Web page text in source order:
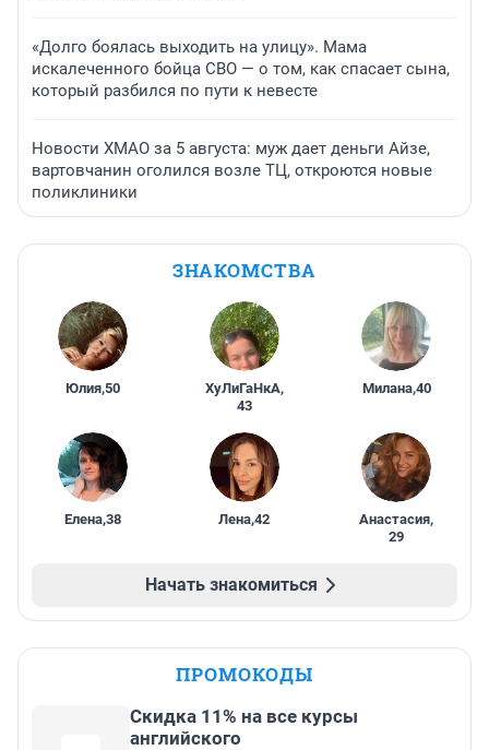
«Долго боялась выходить на улицу». Мама
искалеченного бойца СВО — о том, как спасает сына,
который разбился по пути к невесте
Новости ХМАО за 5 августа: муж дает деньги Айзе,
вартовчанин оголился возле ТЦ, откроются новые
поликлиники
ЗНАКОМСТВА
Юлия,50 ХуЛиГаНкА,
43
Милана,40
Елена,38 Лена,42 Анастасия,
29
Начать знакомиться
ПРОМОКОДЫ
Скидка 11% на все курсы
английского